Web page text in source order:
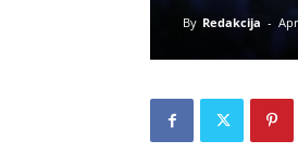
By Redakcija -